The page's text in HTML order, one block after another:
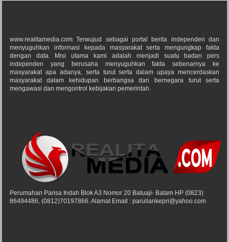
www.realitamedia.com Terwujud sebagai portal berita independen dan
menyuguhkan informasi kepada masyarakat serta mengungkap fakta
dengan data. Misi utama kami adalah menjadi suatu badan pers
independen yang berusaha menyuguhkan fakta sebenarnya ke
masyarakat apa adanya, serta turut serta dalam upaya mencerdaskan
masyarakat dalam kehidupan berbangsa dan bernegara turut serta
mengawasi dan mengontrol kebijakan pemerintah.
Perumahan Parisa Indah Blok A3 Nomor 20 Batuaji- Batam HP (0823)
86494486, (0812)70197866. Alamat Email : paruliankepri@yahoo.com